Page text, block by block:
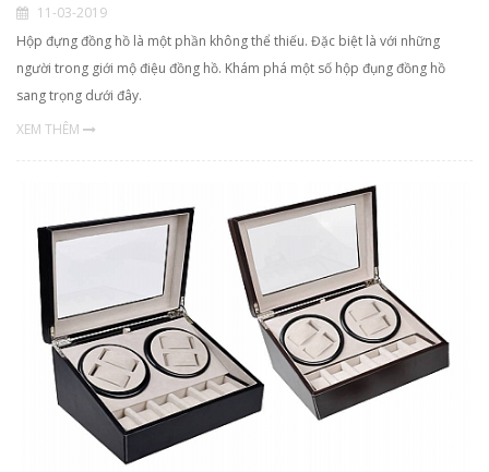
11-03-2019
Hộp đựng đồng hồ là một phần không thể thiếu. Đặc biệt là với những
người trong giới mộ điệu đồng hồ. Khám phá một số hộp đụng đồng hồ
sang trọng dưới đây.
XEM THÊM